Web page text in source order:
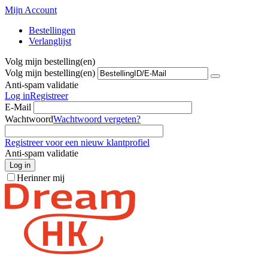
Mijn Account
Bestellingen
Verlanglijst
Volg mijn bestelling(en)
Volg mijn bestelling(en)
Anti-spam validatie
Log inRegistreer
E-Mail
WachtwoordWachtwoord vergeten?
Registreer voor een nieuw klantprofiel
Anti-spam validatie
Log in
Herinner mij